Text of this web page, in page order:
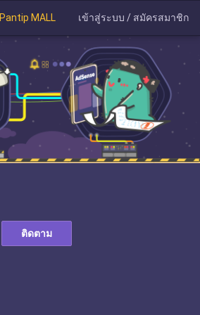
Pantip MALL เข้าสู่ระบบ / สมัครสมาชิก
ติดตาม